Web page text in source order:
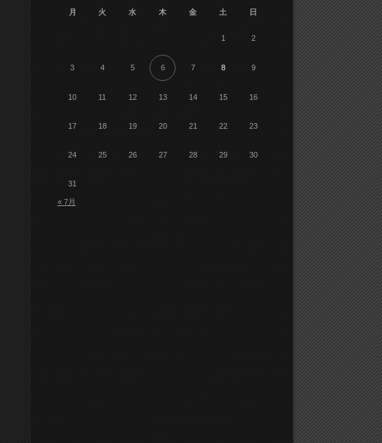
月 火 水 木 金 土 日
1 2
3 4 5 6 7 8 9
10 11 12 13 14 15 16
17 18 19 20 21 22 23
24 25 26 27 28 29 30
31
« 7月